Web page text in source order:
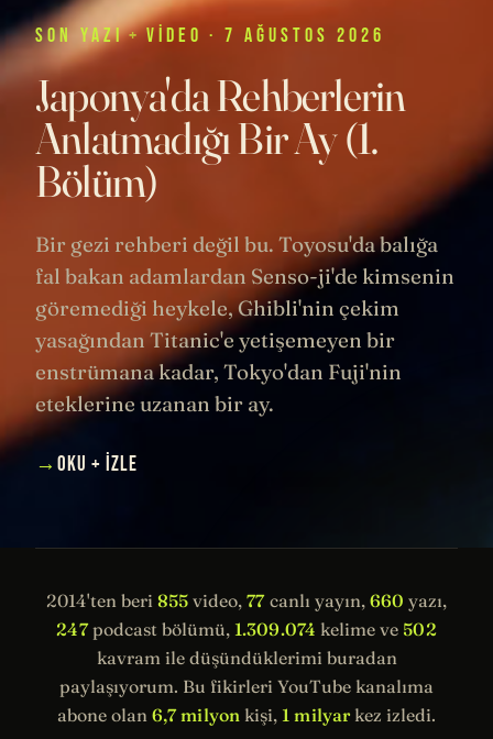
SON YAZI + VIDEO · 7 AĞUSTOS 2026
Japonya'da Rehberlerin
Anlatmadığı Bir Ay (1.
Bölüm)
Bir gezi rehberi değil bu. Toyosu'da balığa
fal bakan adamlardan Senso-ji'de kimsenin
göremediği heykele, Ghibli'nin çekim
yasağından Titanic'e yetişemeyen bir
enstrümana kadar, Tokyo'dan Fuji'nin
eteklerine uzanan bir ay.
→ OKU + İZLE
2014'ten beri 855 video,77canlı yayın, 660 yazı,
247podcast bölümü, 1.309.074 kelime ve 502
kavram ile düşündüklerimi buradan
paylaşıyorum. Bu fikirleri YouTube kanalıma
abone olan 6,7 milyon kişi, 1 milyarkez izledi.